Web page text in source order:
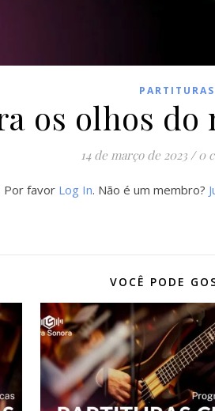
PARTITURAS
os olhos do
14 de março de 2023 / 0
Por favor Log In. Não é um membro?
VOCÊ PODE